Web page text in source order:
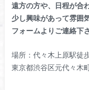
遠方の方や、日程が合
少し興味があって雰囲
フォームよりご連絡下
場所：代々木上原駅徒
東京都渋谷区元代々木